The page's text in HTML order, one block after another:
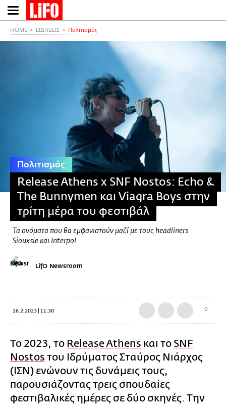
Παράκαμψη
προς
κυρίως
HOME ΕΙΔΗΣΕΙΣ Πολιτισμός
Πολιτισμός
Release Athens x SNF Nostos: Echo &
The Bunnymen και Viagra Boys στην
τρίτη μέρα του φεστιβάλ
Τα ονόματα που θα εμφανιστούν μαζί με τους headliners
Siouxsie και Interpol.
LifO Newsroom
16.2.2023 | 11:30 0
Το 2023, το Release Athens και το SNF
Nostos του Ιδρύματος Σταύρος Νιάρχος
(ΙΣΝ) ενώνουν τις δυνάμεις τους,
παρουσιάζοντας τρεις σπουδαίες
φεστιβαλικές ημέρες σε δύο σκηνές. Την